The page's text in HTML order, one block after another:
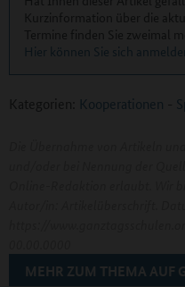
Hier können Sie sich
Kategorien: Kooperationen -
MEHR ZUM THEMA AUF